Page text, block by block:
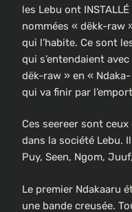
les Lebu ont
nommées « dëkk-raw
qui l’habite. Ce sont
qui s’entendaient
dëk-raw » en «
qui va finir par
Ces seereer sont
dans la société Lebu.
Puy, Seen, Ngom,
Le premier Ndakaaru
une bande creusée.